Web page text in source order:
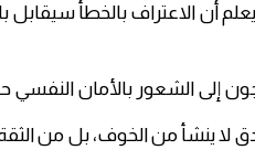
أن الاعتراف بالخطأ
إلى الشعور بالأمان النفسي
لا ينشأ من الخوف، بل من